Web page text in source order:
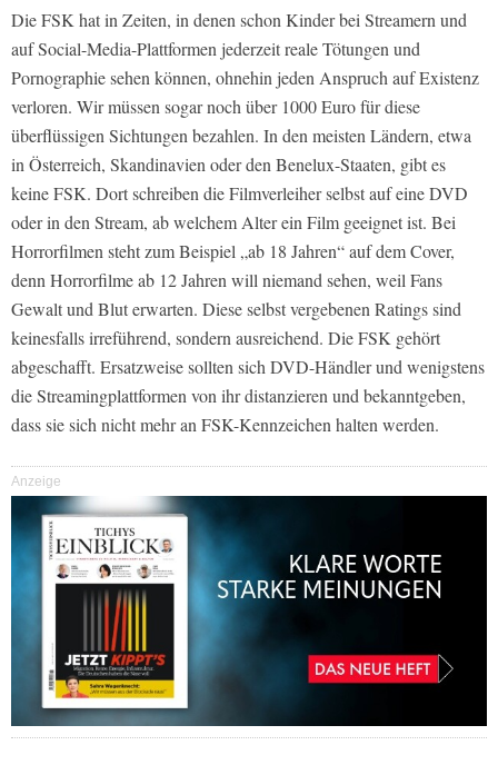
Die FSK hat in Zeiten, in denen schon Kinder bei Streamern und
auf Social-Media-Plattformen jederzeit reale Tötungen und
Pornographie sehen können, ohnehin jeden Anspruch auf Existenz
verloren. Wir müssen sogar noch über 1000 Euro für diese
überflüssigen Sichtungen bezahlen. In den meisten Ländern, etwa
in Österreich, Skandinavien oder den Benelux-Staaten, gibt es
keine FSK. Dort schreiben die Filmverleiher selbst auf eine DVD
oder in den Stream, ab welchem Alter ein Film geeignet ist. Bei
Horrorfilmen steht zum Beispiel „ab 18 Jahren“ auf dem Cover,
denn Horrorfilme ab 12 Jahren will niemand sehen, weil Fans
Gewalt und Blut erwarten. Diese selbst vergebenen Ratings sind
keinesfalls irreführend, sondern ausreichend. Die FSK gehört
abgeschafft. Ersatzweise sollten sich DVD-Händler und wenigstens
die Streamingplattformen von ihr distanzieren und bekanntgeben,
dass sie sich nicht mehr an FSK-Kennzeichen halten werden.
Anzeige